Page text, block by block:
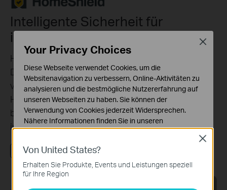
Intelligente Sicherheit für
intelligentes Wohnen
HomeShield bietet eine Reihe von integrierten
Diensten, die alle Ihre Geräte umfassend mit
verschiedenen Funktionen schützen, wenn Sie zu
Hause oder unterwegs sind. Mit HomeShield
bringen sicherere Interneterlebnisse mehr Freude
in Ihr intelligentes Leben.
Video ansehen Lernen Sie mehr über HomeShield
Von United States?
Erhalten Sie Produkte, Events und Leistungen speziell
für Ihre Region
Close
Your Privacy Choices
Diese Webseite verwendet Cookies, um die
Websitenavigation zu verbessern, Online-Aktivitäten zu
analysieren und die bestmögliche Nutzererfahrung auf
unseren Webseiten zu haben. Sie können der
Verwendung von Cookies jederzeit Widersprechen.
Nähere Informationen finden Sie in unseren
Datenschutzhinweisen.
Notwendige Cookies
erforderlich und können in Ihren Systemen nicht
Close